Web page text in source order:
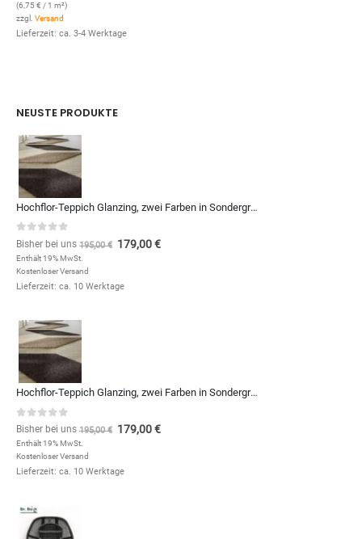
(6,75€ / 1 m²)
zzgl. Versand
Lieferzeit: ca. 3-4 Werktage
NEUSTE PRODUKTE
Hochflor-Teppich Glanzing, zwei Farben in Sondergrößen und Formen, zum Qm-Preis von (Kopie)
0 out of 5
Bisher bei uns 195,00€ 179,00€
Enthält 19% MwSt.
Kostenloser Versand
Lieferzeit: ca. 10 Werktage
Hochflor-Teppich Glanzing, zwei Farben in Sondergrößen und Formen, zum Qm-Preis von
0out of 5
Bisher bei uns 195,00€ 179,00€
Enthält 19% MwSt.
Kostenloser Versand
Lieferzeit: ca. 10 Werktage